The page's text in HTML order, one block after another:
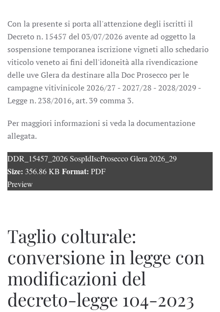
Con la presente si porta all'attenzione degli iscritti il
Decreto n. 15457 del 03/07/2026 avente ad oggetto la
sospensione temporanea iscrizione vigneti allo schedario
viticolo veneto ai fini dell'idoneità alla rivendicazione
delle uve Glera da destinare alla Doc Prosecco per le
campagne vitivinicole 2026/27 - 2027/28 - 2028/2029 -
Legge n. 238/2016, art. 39 comma 3.
Per maggiori informazioni si veda la documentazione
allegata.
DDR_15457_2026 SospIdIscProsecco Glera 2026_29
Size: 356.86 KB Format: PDF
Preview
Taglio colturale:
conversione in legge con
modificazioni del
decreto-legge 104-2023